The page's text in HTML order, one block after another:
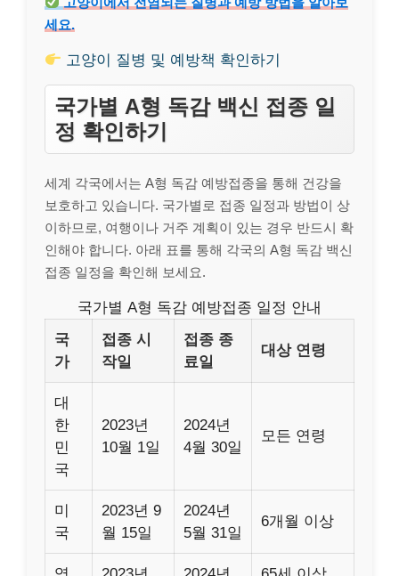
세요.
고양이 질병 및 예방책 확인하기
국가별 A형 독감 백신 접종 일
정 확인하기
세계 각국에서는 A형 독감 예방접종을 통해 건강을
보호하고 있습니다. 국가별로 접종 일정과 방법이 상
이하므로, 여행이나 거주 계획이 있는 경우 반드시 확
인해야 합니다. 아래 표를 통해 각국의 A형 독감 백신
접종 일정을 확인해 보세요.
국가별 A형 독감 예방접종 일정 안내
국
가
접종 시
작일
접종 종
료일
대상 연령
대
한
민
국
2023년
10월 1일
2024년
4월 30일
모든 연령
미
국
2023년 9
월 15일
2024년
5월 31일
6개월 이상